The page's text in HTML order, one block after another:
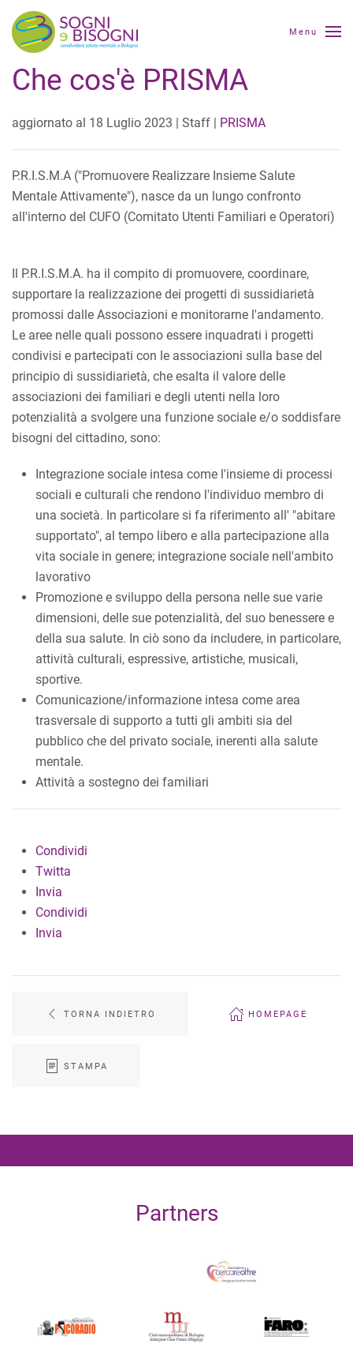
Menu
Che cos'è PRISMA
aggiornato al 18 Luglio 2023 | Staff | PRISMA
P.R.I.S.M.A ("Promuovere Realizzare Insieme Salute
Mentale Attivamente"), nasce da un lungo confronto
all'interno del CUFO (Comitato Utenti Familiari e Operatori)
Il P.R.I.S.M.A. ha il compito di promuovere, coordinare,
supportare la realizzazione dei progetti di sussidiarietà
promossi dalle Associazioni e monitorarne l'andamento.
Le aree nelle quali possono essere inquadrati i progetti
condivisi e partecipati con le associazioni sulla base del
principio di sussidiarietà, che esalta il valore delle
associazioni dei familiari e degli utenti nella loro
potenzialità a svolgere una funzione sociale e/o soddisfare
bisogni del cittadino, sono:
Integrazione sociale intesa come l'insieme di processi
sociali e culturali che rendono l'individuo membro di
una società. In particolare si fa riferimento all' "abitare
supportato", al tempo libero e alla partecipazione alla
vita sociale in genere; integrazione sociale nell'ambito
lavorativo
Promozione e sviluppo della persona nelle sue varie
dimensioni, delle sue potenzialità, del suo benessere e
della sua salute. In ciò sono da includere, in particolare,
attività culturali, espressive, artistiche, musicali,
sportive.
Comunicazione/informazione intesa come area
trasversale di supporto a tutti gli ambiti sia del
pubblico che del privato sociale, inerenti alla salute
mentale.
Attività a sostegno dei familiari
Condividi
Twitta
Invia
Condividi
Invia
TORNA INDIETRO HOMEPAGE
STAMPA
Partners